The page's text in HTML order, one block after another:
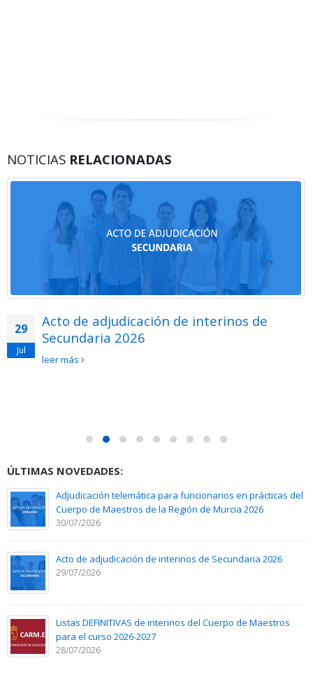
NOTICIAS RELACIONADAS
29
Jul
Acto de adjudicación de interinos de
Secundaria 2026
leer más
ÚLTIMAS NOVEDADES:
Adjudicación telemática para funcionarios en prácticas del
Cuerpo de Maestros de la Región de Murcia 2026
30/07/2026
Acto de adjudicación de interinos de Secundaria 2026
29/07/2026
Listas DEFINITIVAS de interinos del Cuerpo de Maestros
para el curso 2026-2027
28/07/2026